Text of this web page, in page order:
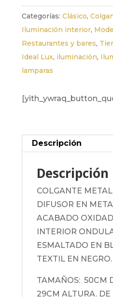
Categorías: Clásico,
Iluminación interior,
Restaurantes y bares,
Ideal Lux, iluminación,
lamparas
Descripción
Descripción
COLGANTE
DIFUSOR EN
ACABADO
INTERIOR
ESMALTADO EN
TEXTIL EN NEGRO.
TAMAÑOS: 50CM
29CM ALTURA.